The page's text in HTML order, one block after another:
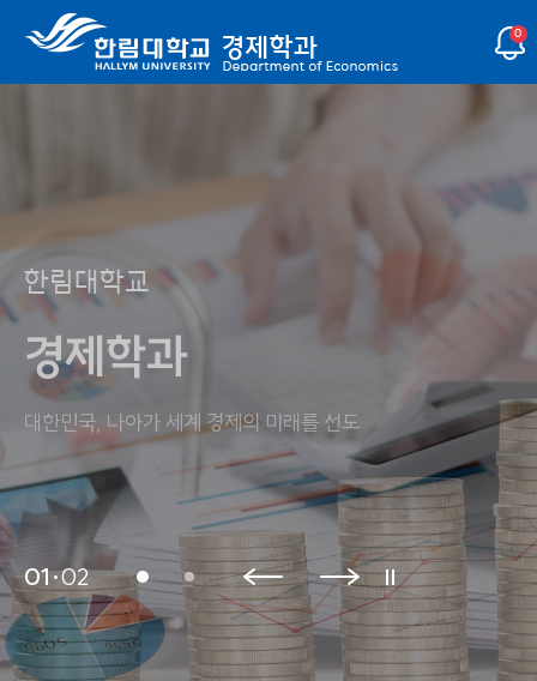
0
한림대학교
경제학과
대한민국, 나아가 세계 경제의 미래를 선도
한림대학교
경제학과
대한민국, 나아가 세계 경제의 미래를 선도
한림대학교
경제학과
대한민국, 나아가 세계 경제의 미래를 선도
한림대학교
경제학과
대한민국, 나아가 세계 경제의 미래를 선도
한림대학교
경제학과
대한민국, 나아가 세계 경제의 미래를 선도
한림대학교
경제학과
대한민국, 나아가 세계 경제의 미래를 선도
01 02